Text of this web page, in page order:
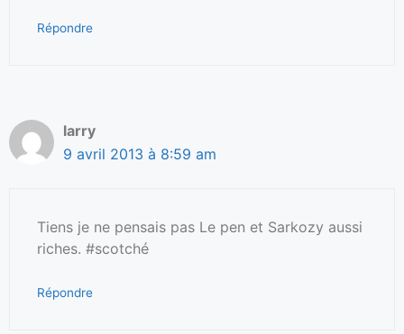
Répondre
larry
9 avril 2013 à 8:59 am
Tiens je ne pensais pas Le pen et Sarkozy aussi
riches. #scotché
Répondre